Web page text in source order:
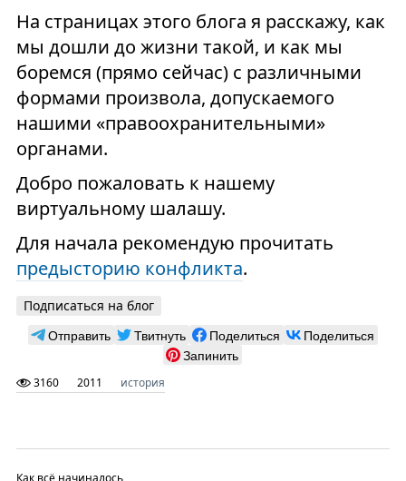
На страницах этого блога я расскажу, как
мы дошли до жизни такой, и как мы
боремся (прямо сейчас) с различными
формами произвола, допускаемого
нашими «правоохранительными»
органами.
Добро пожаловать к нашему
виртуальному шалашу.
Для начала рекомендую прочитать
предысторию конфликта.
Подписаться на блог
Отправить Твитнуть Поделиться
Поделиться
Запинить
3160 2011 история
Как всё начиналось